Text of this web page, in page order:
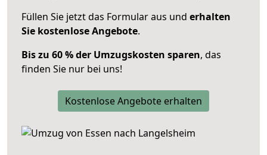
Füllen Sie jetzt das Formular aus und erhalten
Sie kostenlose Angebote.
Bis zu 60 % der Umzugskosten sparen, das
finden Sie nur bei uns!
Kostenlose Angebote erhalten